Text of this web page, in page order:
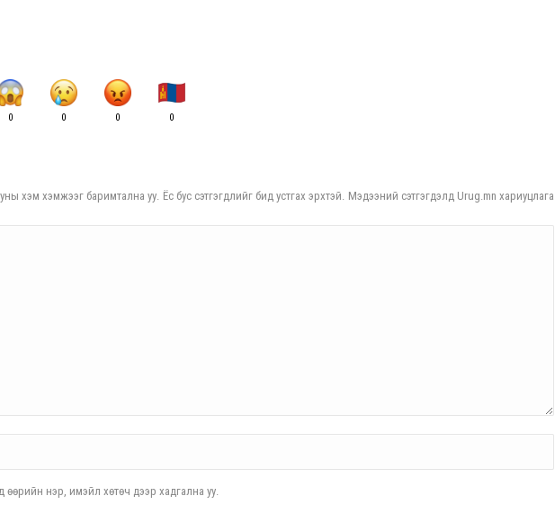
0 0 0 0
хэм хэмжээг баримтална уу. Ёс бус сэтгэгдлийг бид устгах эрхтэй. Мэдээний сэтгэгдэлд Urug.mn хариуцлага
өөрийн нэр, имэйл хөтөч дээр хадгална уу.